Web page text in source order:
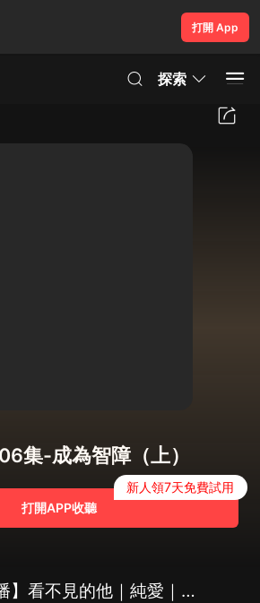
打開 App
探索
集-成為智障（上）
打開APP收聽
新人領7天免費試用
【多播】看不見的他｜純愛｜幻想｜雙男主｜鐵猹著｜若有所缺等演播